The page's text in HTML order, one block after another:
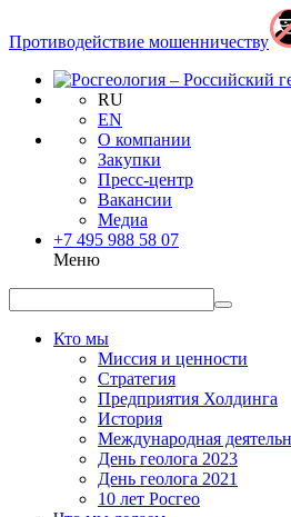
Противодействие мошенничеству
RU
EN
О компании
Закупки
Пресс-центр
Вакансии
Медиа
+7 495 988 58 07
Меню
Кто мы
Миссия и ценности
Стратегия
Предприятия Холдинга
История
Международная
День геолога 2023
День геолога 2021
10 лет Росгео